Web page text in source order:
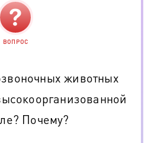
ВОПРОС
животных
Почему?